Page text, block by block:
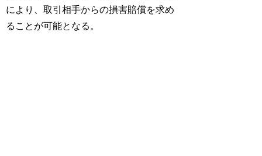
により、取引相手からの損害賠償を求め
ることが可能となる。